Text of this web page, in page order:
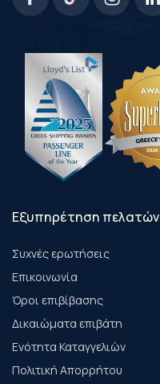
Εξυπηρέτηση πελατών
Συχνές ερωτήσεις
Επικοινωνία
Όροι επιβίβασης
Δικαιώματα επιβάτη
Ενότητα Καταγγελιών
Πολιτική Απορρήτου